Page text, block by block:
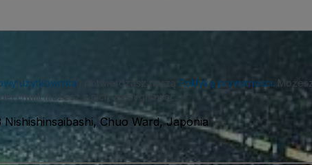
użytkownika i potwierdzasz naszą Politykę prywatności .
chwili możesz z nich zrezygnować.
Chuo Ward, Japonia